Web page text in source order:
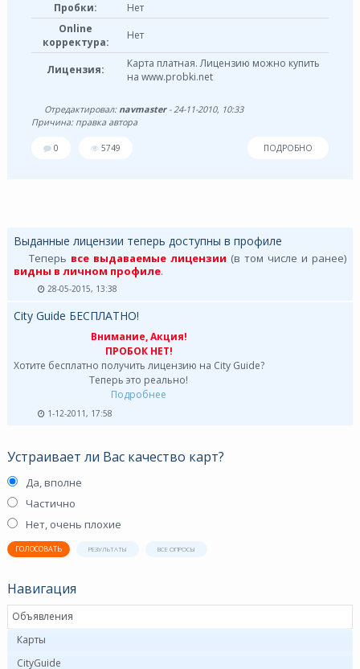
Пробки:
Нет
Online
корректура:
Нет
Лицензия:
Карта платная. Лицензию можно купить
на www.probki.net
Отредактировал: navmaster- 24-11-2010, 10:33
Причина: правка автора
0 5749 ПОДРОБНО
Выданные лицензии теперь доступны в профиле
Теперь все выдаваемые лицензии (в том числе и ранее)
видны в личном профиле.
28-05-2015, 13:38
City Guide БЕСПЛАТНО!
Внимание, Акция!
ПРОБОК НЕТ!
Хотите бесплатно получить лицензию на City Guide?
Теперь это реально!
Подробнее
1-12-2011, 17:58
Устраивает ли Вас качество карт?
Да, вполне
Частично
Нет, очень плохие
ГОЛОСОВАТЬ РЕЗУЛЬТАТЫ ВСЕ ОПРОСЫ
Навигация
Объявления
Карты
CityGuide